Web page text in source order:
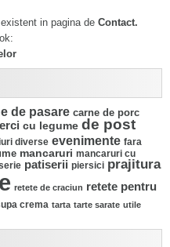
in pagina de Contact.
de pasare carne de porc
cu legume de post
diverse evenimente fara
mancaruri mancaruri cu
patiserii piersici prajitura
retete de craciun retete pentru
crema tarta tarte sarate utile